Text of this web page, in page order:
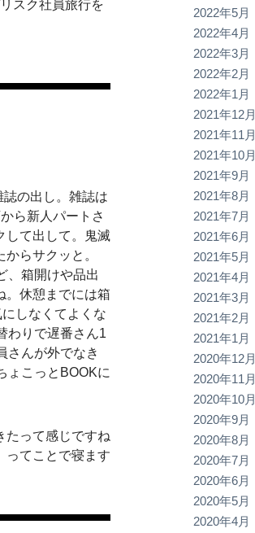
スク社員旅行を
の出し。雑誌は
ら新人パートさ
して出して。鬼滅
らサクッと。
、箱開けや品出
。休憩までには箱
しなくてよくな
わりで遅番さん1
さんが外でなき
ょこっとBOOKに
たって感じですね
ってことで寝ます
2022年5月
2022年4月
2022年3月
2022年2月
2022年1月
2021年12月
2021年11月
2021年10月
2021年9月
2021年8月
2021年7月
2021年6月
2021年5月
2021年4月
2021年3月
2021年2月
2021年1月
2020年12月
2020年11月
2020年10月
2020年9月
2020年8月
2020年7月
2020年6月
2020年5月
2020年4月